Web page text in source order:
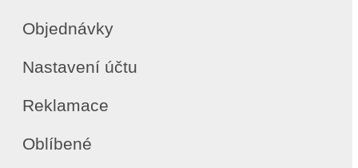
Objednávky
Nastavení účtu
Reklamace
Oblíbené